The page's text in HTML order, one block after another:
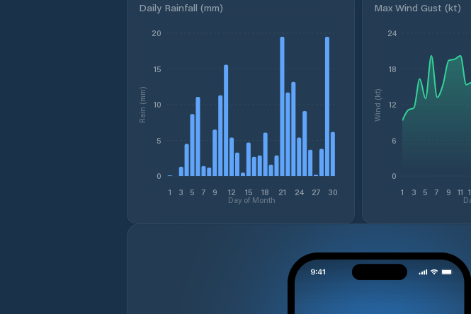
Daily Rainfall (mm)
1 3 5 7 9 12 15 18 21 24 27 30
Day of Month
0
5
10
15
20
Rain (mm)
Max Wind Gust (kt)
1 3 5 7 9 11
0
6
12
18
24
Wind (kt)